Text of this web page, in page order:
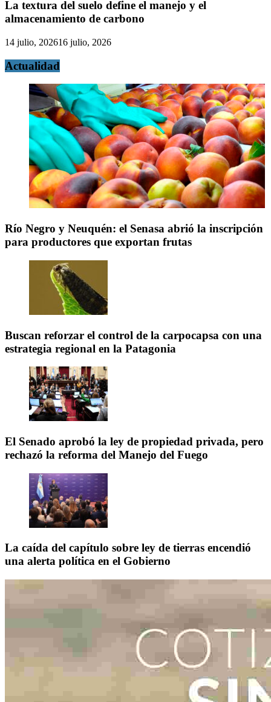
La textura del suelo define el manejo y el
almacenamiento de carbono
14 julio, 202616 julio, 2026
Actualidad
Río Negro y Neuquén: el Senasa abrió la inscripción
para productores que exportan frutas
Buscan reforzar el control de la carpocapsa con una
estrategia regional en la Patagonia
El Senado aprobó la ley de propiedad privada, pero
rechazó la reforma del Manejo del Fuego
La caída del capítulo sobre ley de tierras encendió
una alerta política en el Gobierno